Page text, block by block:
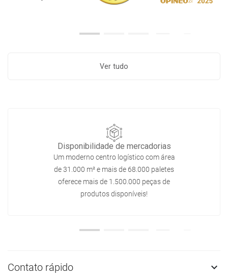
Ver tudo
Disponibilidade de mercadorias
Um moderno centro logístico com área
de 31.000 m² e mais de 68.000 paletes
oferece mais de 1.500.000 peças de
produtos disponíveis!
Contato rápido 